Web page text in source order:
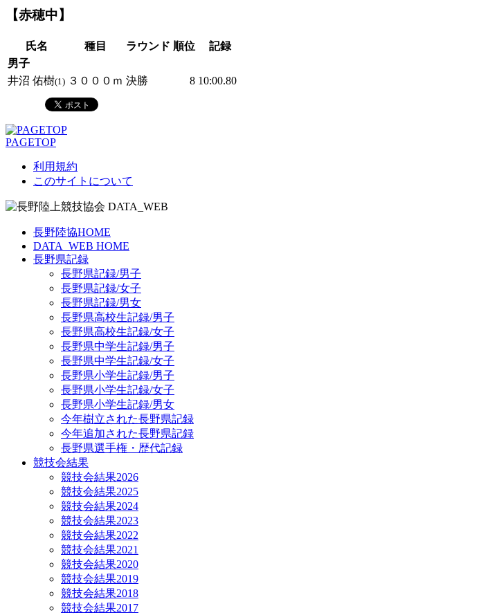
【赤穂中】
氏名 種目 ラウンド 順位
記録
男子
井沼 佑樹(1) ３０００ｍ 決勝 8 10:00.80
PAGETOP
利用規約
このサイトについて
長野陸協HOME
DATA_WEB HOME
長野県記録
長野県記録/男子
長野県記録/女子
長野県記録/男女
長野県高校生記録/男子
長野県高校生記録/女子
長野県中学生記録/男子
長野県中学生記録/女子
長野県小学生記録/男子
長野県小学生記録/女子
長野県小学生記録/男女
今年樹立された長野県記録
今年追加された長野県記録
長野県選手権・歴代記録
競技会結果
競技会結果2026
競技会結果2025
競技会結果2024
競技会結果2023
競技会結果2022
競技会結果2021
競技会結果2020
競技会結果2019
競技会結果2018
競技会結果2017